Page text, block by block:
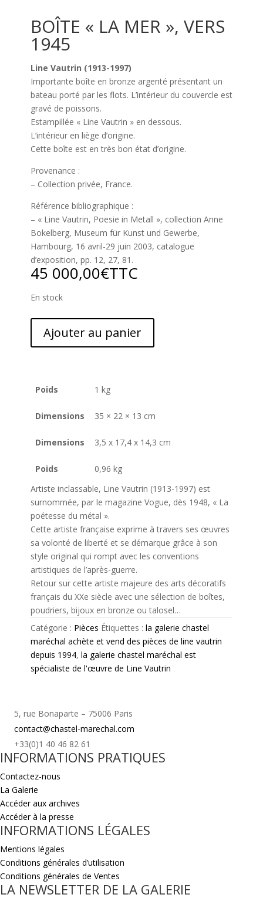
BOÎTE « LA MER », VERS
1945
Line Vautrin (1913-1997)
Importante boîte en bronze argenté présentant un
bateau porté par les flots. L’intérieur du couvercle est
gravé de poissons.
Estampillée « Line Vautrin » en dessous.
L’intérieur en liège d’origine.
Cette boîte est en très bon état d’origine.
Provenance :
– Collection privée, France.
Référence bibliographique :
– « Line Vautrin, Poesie in Metall », collection Anne
Bokelberg, Museum für Kunst und Gewerbe,
Hambourg, 16 avril-29 juin 2003, catalogue
d’exposition, pp. 12, 27, 81.
45 000,00€TTC
En stock
Ajouter au panier
Poids 1 kg
Dimensions 35 × 22 × 13 cm
Dimensions 3,5 x 17,4 x 14,3 cm
Poids
0,96 kg
Artiste inclassable, Line Vautrin (1913-1997) est
surnommée, par le magazine Vogue, dès 1948, « La
poétesse du métal ».
Cette artiste française exprime à travers ses œuvres
sa volonté de liberté et se démarque grâce à son
style original qui rompt avec les conventions
artistiques de l’après-guerre.
Retour sur cette artiste majeure des arts décoratifs
français du XXe siècle avec une sélection de boîtes,
poudriers, bijoux en bronze ou talosel…
Catégorie : Pièces Étiquettes : la galerie chastel
maréchal achète et vend des pièces de line vautrin
depuis 1994, la galerie chastel maréchal est
spécialiste de l'œuvre de Line Vautrin
5, rue Bonaparte – 75006 Paris
contact@chastel-marechal.com
+33(0)1 40 46 82 61
INFORMATIONS PRATIQUES
Contactez-nous
La Galerie
Accéder aux archives
Accéder à la presse
INFORMATIONS LÉGALES
Mentions légales
Conditions générales d’utilisation
Conditions générales de Ventes
LA NEWSLETTER DE LA GALERIE